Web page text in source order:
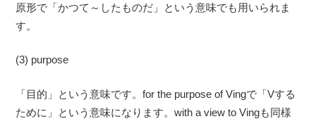
原形で「かつて～したものだ」という意味でも用いられま
す。
(3) purpose
「目的」という意味です。for the purpose of Vingで「Vする
ために」という意味になります。with a view to Vingも同様